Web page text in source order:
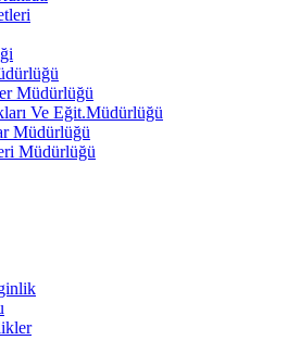
Müdürlüğü
Ve Eğit.Müdürlüğü
Müdürlüğü
Müdürlüğü